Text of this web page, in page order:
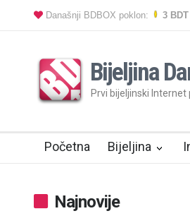
Današnji BDBOX poklon: 3 BDT
Bijeljina
Prvi bijeljinski Internet
Početna Bijeljina
Najnovije